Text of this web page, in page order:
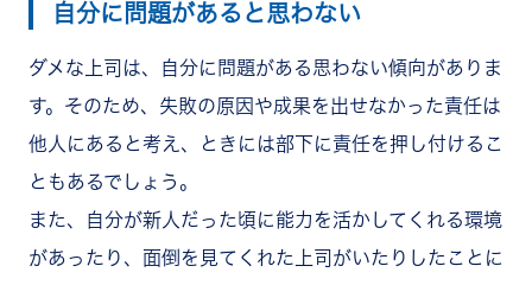
自分に問題があると思わない
ダメな上司は、自分に問題がある思わない傾向がありま
す。そのため、失敗の原因や成果を出せなかった責任は
他人にあると考え、ときには部下に責任を押し付けるこ
ともあるでしょう。
また、自分が新人だった頃に能力を活かしてくれる環境
があったり、面倒を見てくれた上司がいたりしたことに